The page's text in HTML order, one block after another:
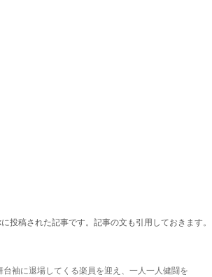
稿された記事です。記事の文も引用しておきます。
袖に退場してくる楽員を迎え、一人一人健闘を